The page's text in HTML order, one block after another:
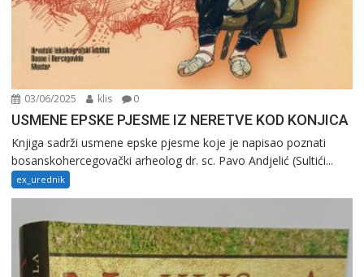
03/06/2025 klis 0
USMENE EPSKE PJESME IZ NERETVE KOD KONJICA
Knjiga sadrži usmene epske pjesme koje je napisao poznati
bosanskohercegovački arheolog dr. sc. Pavo Andjelić (Sultići...
ex_urednik